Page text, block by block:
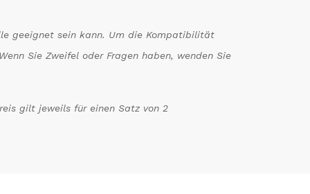
geeignet sein kann. Um die Kompatibilität
Sie Zweifel oder Fragen haben, wenden Sie
gilt jeweils für einen Satz von 2